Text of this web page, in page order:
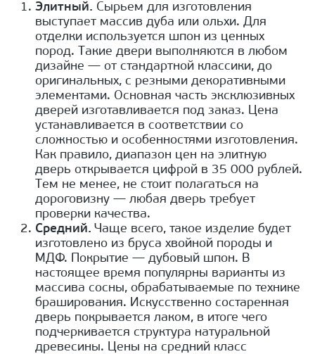
Элитный. Сырьем для изготовления
выступает массив дуба или ольхи. Для
отделки используется шпон из ценных
пород. Такие двери выполняются в любом
дизайне — от стандартной классики, до
оригинальных, с резными декоративными
элементами. Основная часть эксклюзивных
дверей изготавливается под заказ. Цена
устанавливается в соответствии со
сложностью и особенностями изготовления.
Как правило, диапазон цен на элитную
дверь открывается цифрой в 35 000 рублей.
Тем не менее, не стоит полагаться на
дороговизну — любая дверь требует
проверки качества.
Средний. Чаще всего, такое изделие будет
изготовлено из бруса хвойной породы и
МДФ. Покрытие — дубовый шпон. В
настоящее время популярны варианты из
массива сосны, обрабатываемые по технике
браширования. Искусственно состаренная
дверь покрывается лаком, в итоге чего
подчеркивается структура натуральной
древесины. Цены на средний класс